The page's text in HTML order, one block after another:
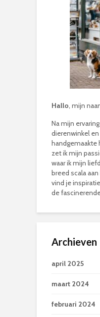
Hallo, mijn
Na mijn
dierenwinkel
handgemaakte
zet ik mijn
waar ik mijn
breed scala
vind je
de
Archieven
april 2025
maart 2024
februari 2024